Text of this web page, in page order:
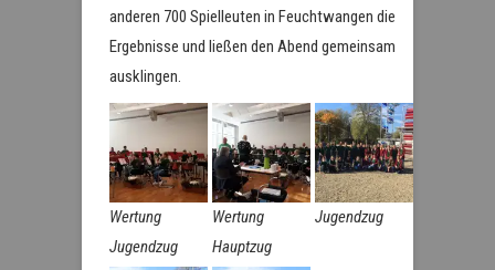
anderen 700 Spielleuten in Feuchtwangen die
Ergebnisse und ließen den Abend gemeinsam
ausklingen.
Wertung
Jugendzug
Wertung
Hauptzug
Jugendzug